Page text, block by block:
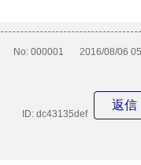
No: 000001 2016/08/06
返信
ID: dc43135def